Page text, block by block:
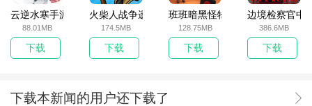
云逆水寒手游
88.01MB
下载
火柴人战争遗产无敌版
174.5MB
下载
班班暗黑怪物生存挑战5
128.75MB
下载
边境检察官中
386.6MB
下载
下载本新闻的用户还下载了